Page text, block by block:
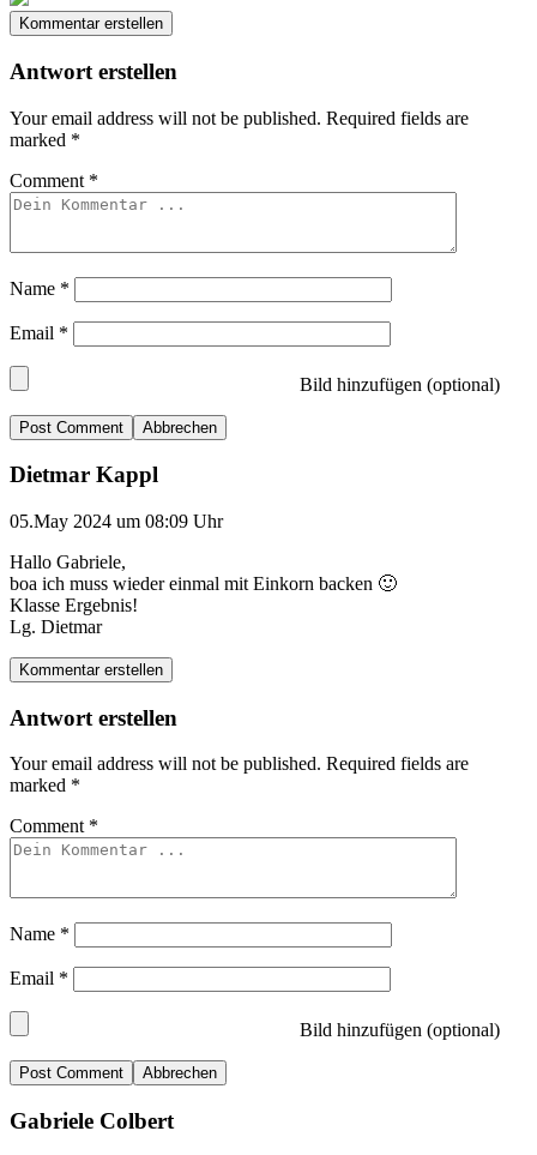
Kommentar erstellen
Antwort erstellen
Your email address will not be published. Required fields are
marked *
Comment *
Name *
Email *
Bild hinzufügen (optional)
Abbrechen
Dietmar Kappl
05.May 2024 um 08:09 Uhr
Hallo Gabriele,
boa ich muss wieder einmal mit Einkorn backen 🙂
Klasse Ergebnis!
Lg. Dietmar
Kommentar erstellen
Antwort erstellen
Your email address will not be published. Required fields are
marked *
Comment *
Name *
Email *
Bild hinzufügen (optional)
Abbrechen
Gabriele Colbert